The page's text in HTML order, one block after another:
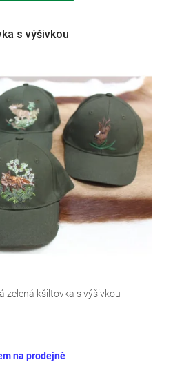
s výšivkou
na prodejně
zelená kšiltovka s výšivkou